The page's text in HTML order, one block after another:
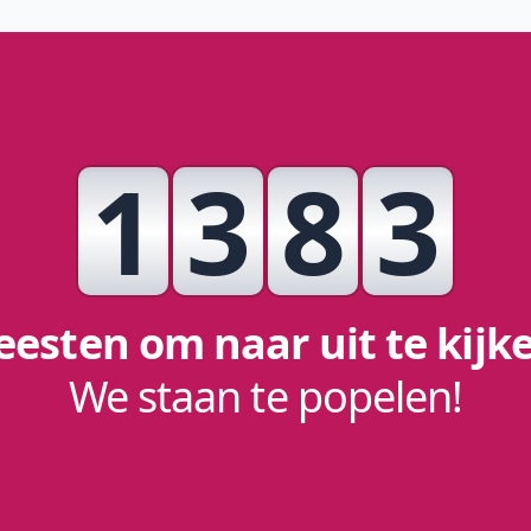
1383
om naar uit te
We staan te popelen!